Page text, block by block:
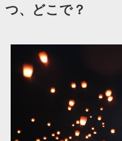
つ、どこで？